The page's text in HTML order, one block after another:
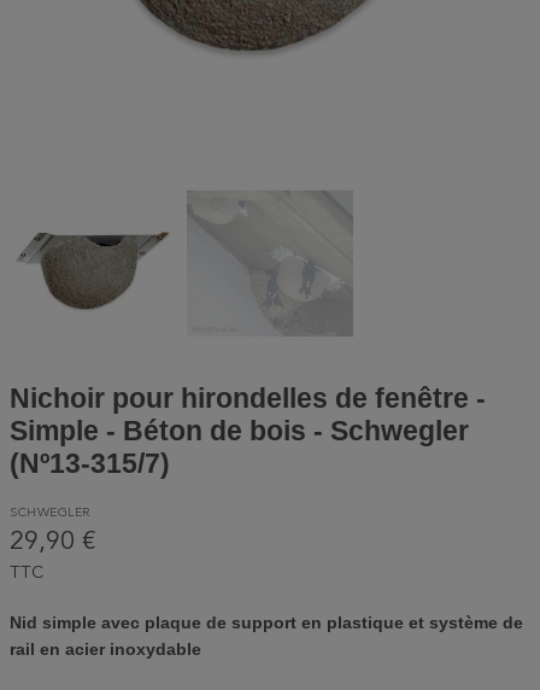
Nichoir pour hirondelles de fenêtre -
Simple - Béton de bois - Schwegler
(Nº13-315/7)
SCHWEGLER
29,90 €
TTC
Nid simple avec plaque de support en plastique et système de
rail en acier inoxydable